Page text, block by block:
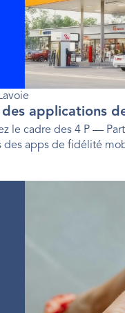
des applications
le cadre des 4 P —
des apps de fidélité